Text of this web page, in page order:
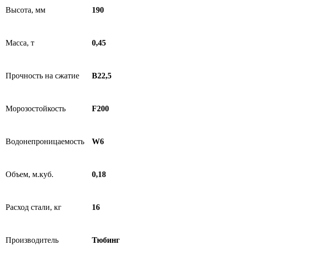
Высота, мм 190
Масса, т 0,45
Прочность на сжатие В22,5
Морозостойкость F200
Водонепроницаемость W6
Объем, м.куб. 0,18
Расход стали, кг 16
Производитель Тюбинг